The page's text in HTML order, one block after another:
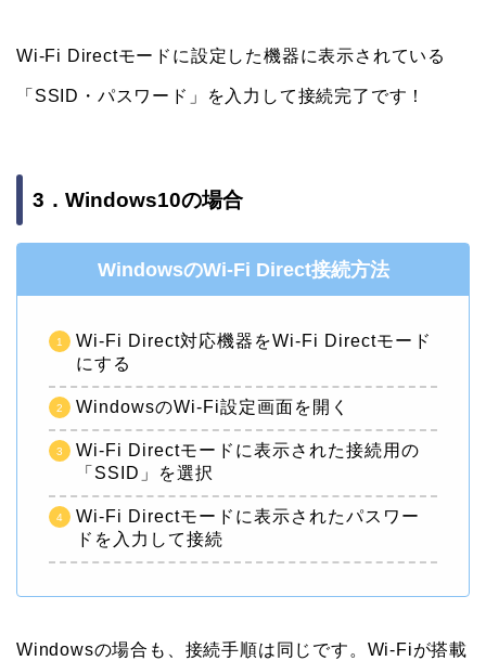
Wi-Fi Directモードに設定した機器に表示されている
「SSID・パスワード」を入力して接続完了です！
3．Windows10の場合
WindowsのWi-Fi Direct接続方法
Wi-Fi Direct対応機器をWi-Fi Directモード
にする
WindowsのWi-Fi設定画面を開く
Wi-Fi Directモードに表示された接続用の
「SSID」を選択
Wi-Fi Directモードに表示されたパスワー
ドを入力して接続
Windowsの場合も、接続手順は同じです。Wi-Fiが搭載